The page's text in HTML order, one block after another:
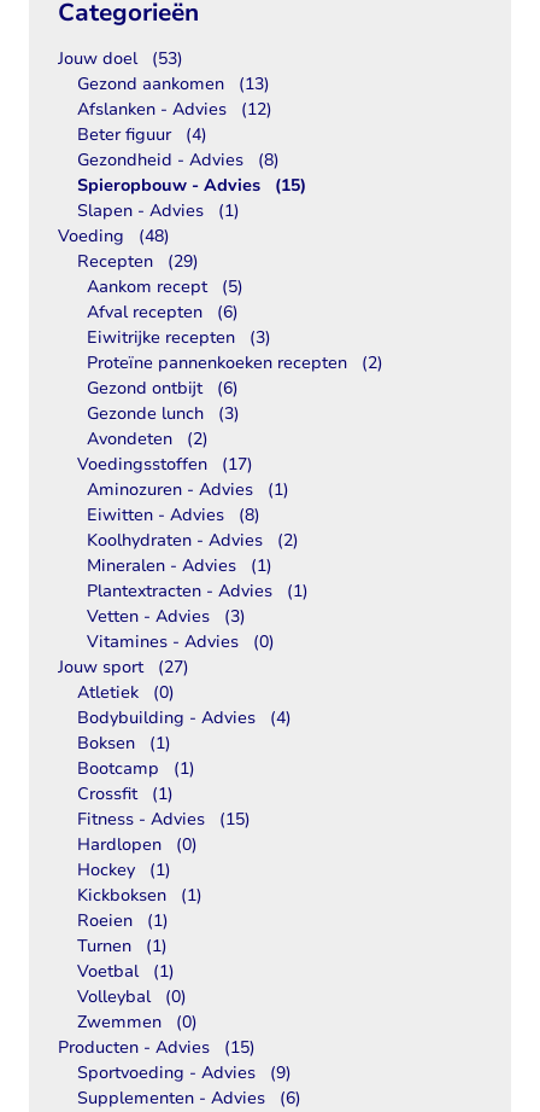
Categorieën
Jouw doel
(53)
Gezond aankomen
(13)
Afslanken - Advies
(12)
Beter figuur
(4)
Gezondheid - Advies
(8)
Spieropbouw - Advies
(15)
Slapen - Advies
(1)
Voeding
(48)
Recepten
(29)
Aankom recept
(5)
Afval recepten
(6)
Eiwitrijke recepten
(3)
Proteïne pannenkoeken recepten
(2)
Gezond ontbijt
(6)
Gezonde lunch
(3)
Avondeten
(2)
Voedingsstoffen
(17)
Aminozuren - Advies
(1)
Eiwitten - Advies
(8)
Koolhydraten - Advies
(2)
Mineralen - Advies
(1)
Plantextracten - Advies
(1)
Vetten - Advies
(3)
Vitamines - Advies
(0)
Jouw sport
(27)
Atletiek
(0)
Bodybuilding - Advies
(4)
Boksen
(1)
Bootcamp
(1)
Crossfit
(1)
Fitness - Advies
(15)
Hardlopen
(0)
Hockey
(1)
Kickboksen
(1)
Roeien
(1)
Turnen
(1)
Voetbal
(1)
Volleybal
(0)
Zwemmen
(0)
Producten - Advies
(15)
Sportvoeding - Advies
(9)
Supplementen - Advies
(6)